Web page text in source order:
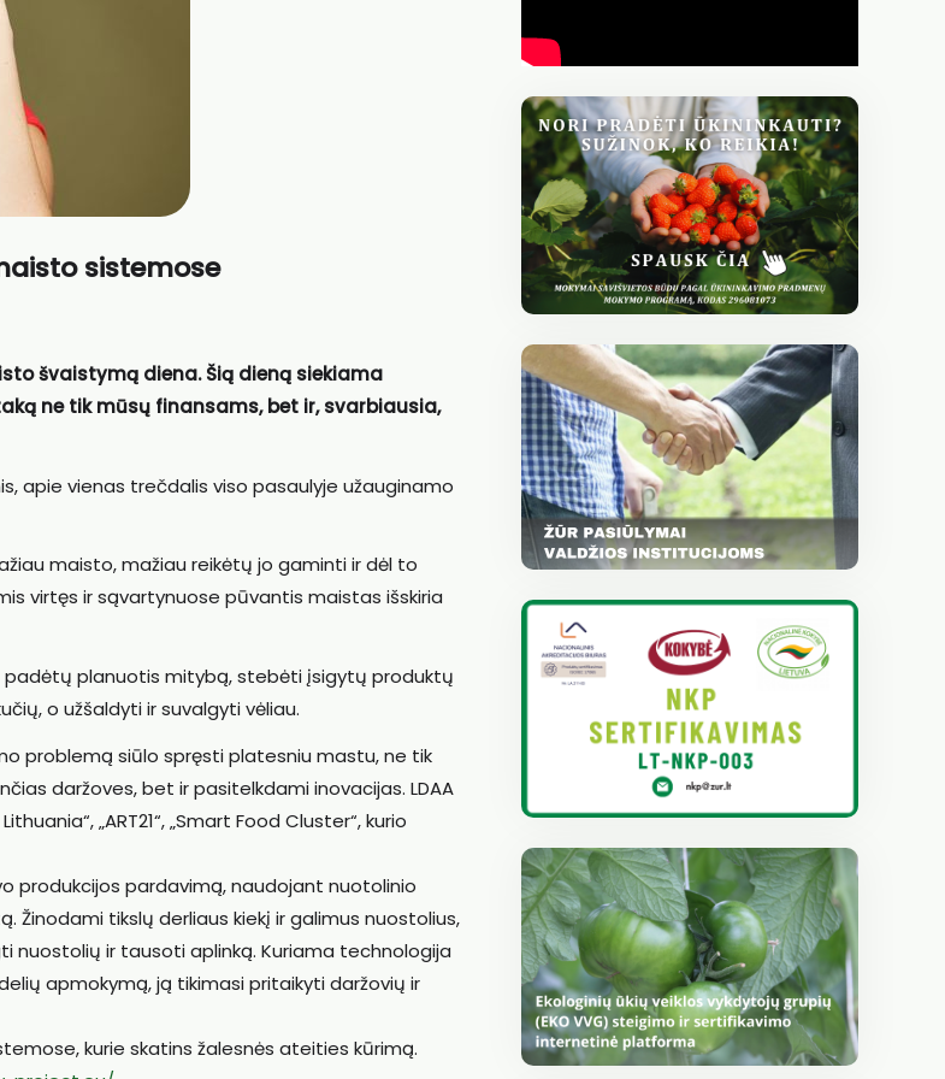
sistemose
švaistymą diena. Šią dieną siekiama
ne tik mūsų finansams, bet ir, svarbiausia,
apie vienas trečdalis viso pasaulyje užauginamo
maisto, mažiau reikėtų jo gaminti ir dėl to
virtęs ir sąvartynuose pūvantis maistas išskiria
padėtų planuotis mitybą, stebėti įsigytų produktų
o užšaldyti ir suvalgyti vėliau.
problemą siūlo spręsti platesniu mastu, ne tik
daržoves, bet ir pasitelkdami inovacijas. LDAA
„ART21“, „Smart Food Cluster“, kurio
produkcijos pardavimą, naudojant nuotolinio
tikslų derliaus kiekį ir galimus nuostolius,
nuostolių ir tausoti aplinką. Kuriama technologija
apmokymą, ją tikimasi pritaikyti daržovių ir
kurie skatins žalesnės ateities kūrimą.